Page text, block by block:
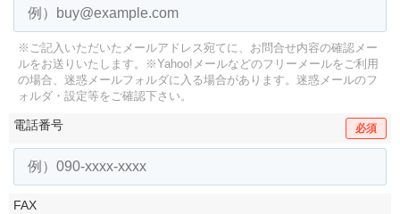
※ご記入いただいたメールアドレス宛てに、お問合せ内容の確認メー
ルをお送りいたします。
※Yahoo!メールなどのフリーメールをご利用
の場合、迷惑メールフォルダに入る場合があります。 迷惑メールのフ
ォルダ・設定等をご確認下さい。
電話番号 必須
FAX